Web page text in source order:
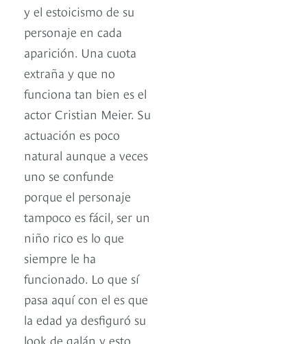
y el estoicismo de su
personaje en cada
aparición. Una cuota
extraña y que no
funciona tan bien es el
actor Cristian Meier. Su
actuación es poco
natural aunque a veces
uno se confunde
porque el personaje
tampoco es fácil, ser un
niño rico es lo que
siempre le ha
funcionado. Lo que sí
pasa aquí con el es que
la edad ya desfiguró su
look de galán y esto